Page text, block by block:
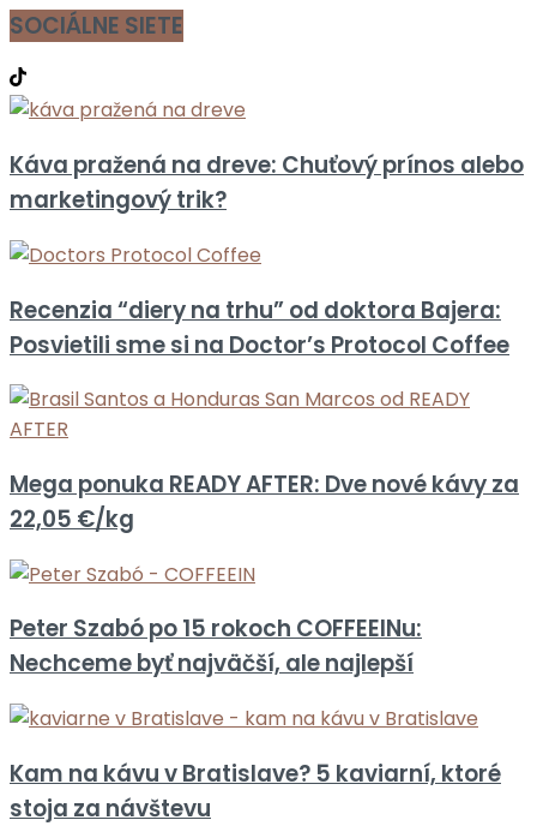
SOCIÁLNE SIETE
Káva pražená na dreve: Chuťový prínos alebo
marketingový trik?
Recenzia “diery na trhu” od doktora Bajera:
Posvietili sme si na Doctor’s Protocol Coffee
Mega ponuka READY AFTER: Dve nové kávy za
22,05 €/kg
Peter Szabó po 15 rokoch COFFEEINu:
Nechceme byť najväčší, ale najlepší
Kam na kávu v Bratislave? 5 kaviarní, ktoré
stoja za návštevu